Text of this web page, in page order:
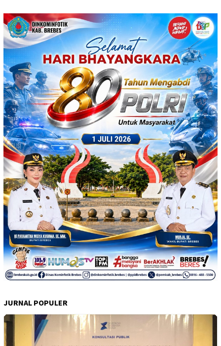
JURNAL POPULER